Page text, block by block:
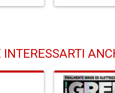
INTERESSARTI